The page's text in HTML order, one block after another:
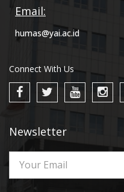
Email:
humas@yai.ac.id
Connect With Us
Newsletter